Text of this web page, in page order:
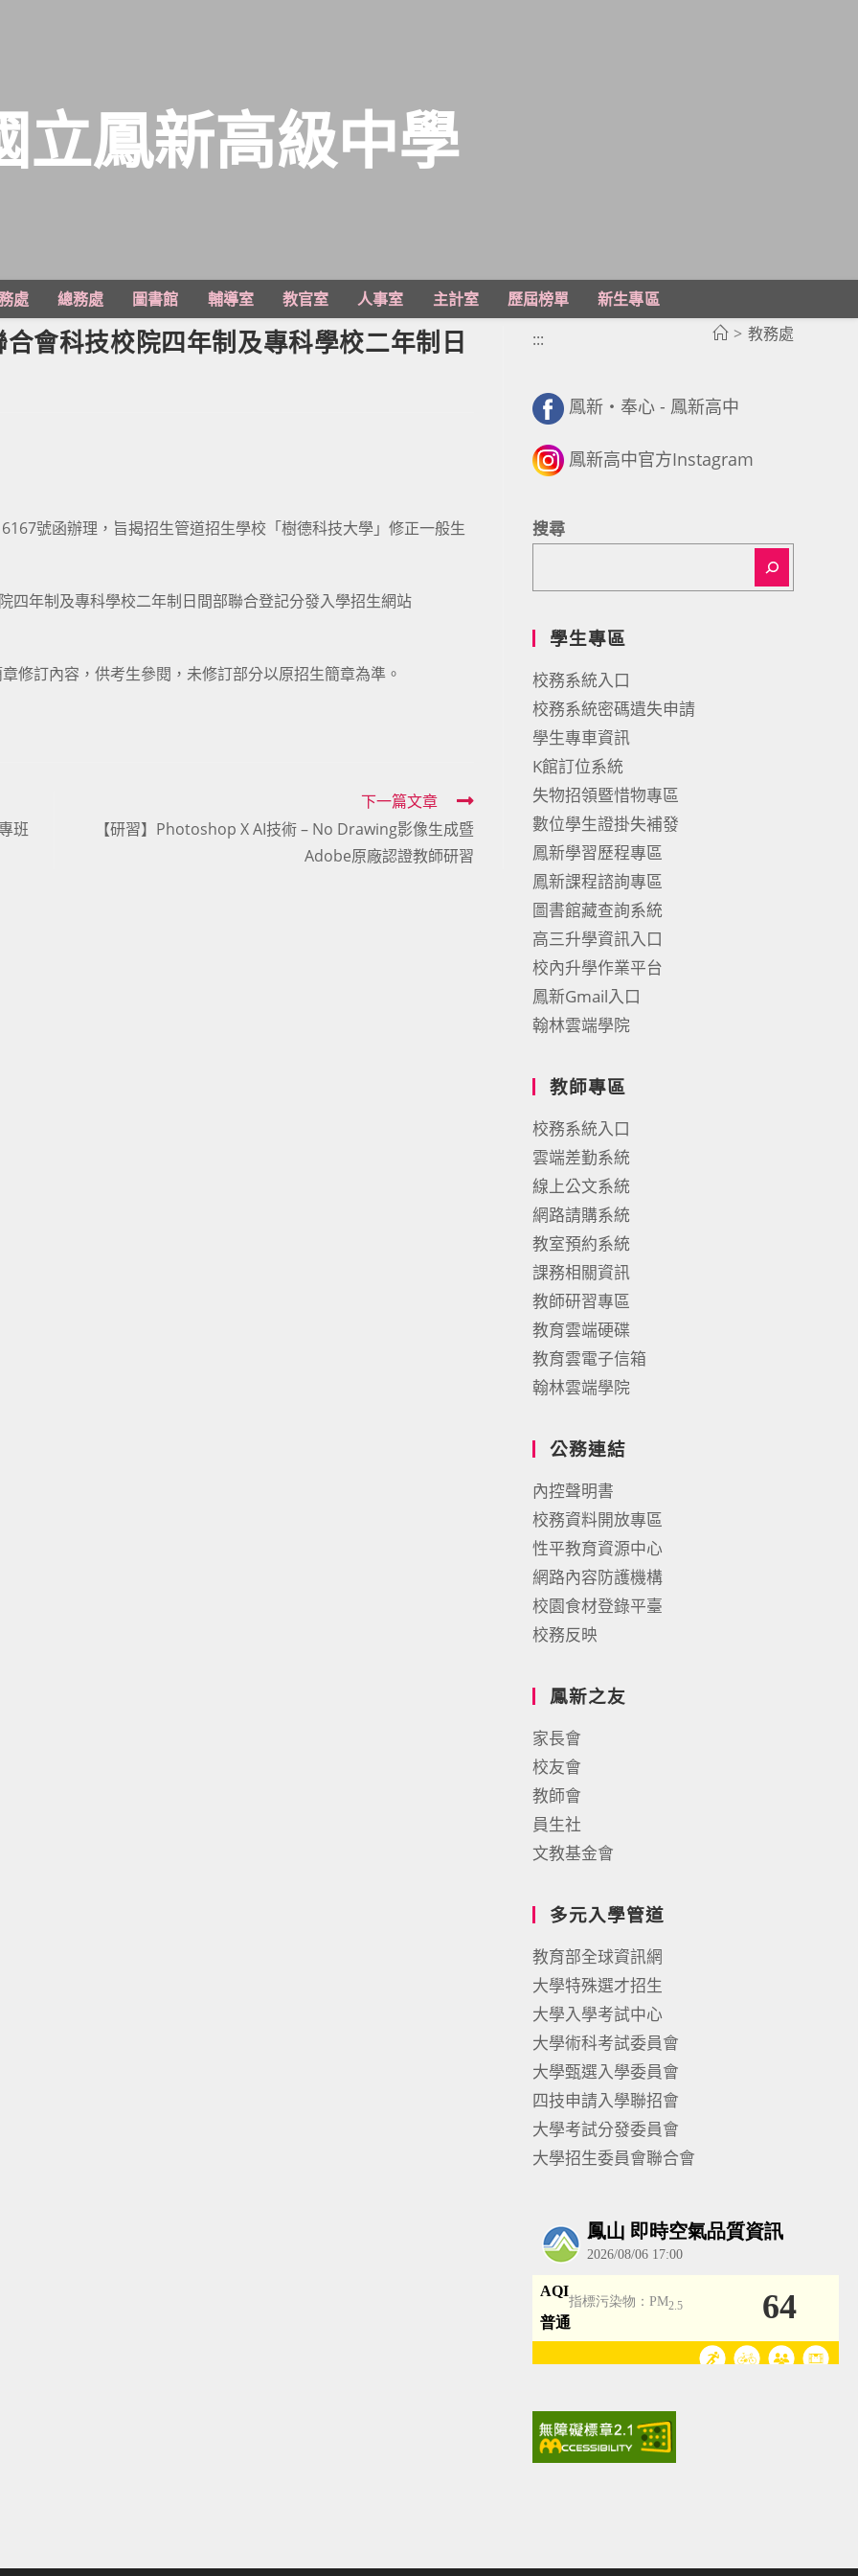
立鳳新高級中學
處 總務處 圖書館 輔導室 教官室 人事室 主計室 歷屆榜單
新生專區
> 教務處
合會科技校院四年制及專科學校二年制日
號函辦理，旨揭招生管道招生學校「樹德科技大學」修正一般生
四年制及專科學校二年制日間部聯合登記分發入學招生網站
修訂內容，供考生參閱，未修訂部分以原招生簡章為準。
班
下一篇文章
【研習】Photoshop X AI技術 – No Drawing影像生成暨
Adobe原廠認證教師研習
:::
鳳新・奉心 - 鳳新高中
鳳新高中官方Instagram
搜尋
學生專區
校務系統入口
校務系統密碼遺失申請
學生專車資訊
K館訂位系統
失物招領暨惜物專區
數位學生證掛失補發
鳳新學習歷程專區
鳳新課程諮詢專區
圖書館藏查詢系統
高三升學資訊入口
校內升學作業平台
鳳新Gmail入口
翰林雲端學院
教師專區
校務系統入口
雲端差勤系統
線上公文系統
網路請購系統
教室預約系統
課務相關資訊
教師研習專區
教育雲端硬碟
教育雲電子信箱
翰林雲端學院
公務連結
內控聲明書
校務資料開放專區
性平教育資源中心
網路內容防護機構
校園食材登錄平臺
校務反映
鳳新之友
家長會
校友會
教師會
員生社
文教基金會
多元入學管道
教育部全球資訊網
大學特殊選才招生
大學入學考試中心
大學術科考試委員會
大學甄選入學委員會
四技申請入學聯招會
大學考試分發委員會
大學招生委員會聯合會